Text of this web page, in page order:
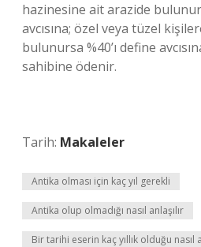
hazinesine ait arazide
avcısına; özel veya tüzel
bulunursa %40’ı define
sahibine ödenir.
Tarih: Makaleler
Antika olması için kaç yıl gerekli
Antika olup olmadığı nasıl anlaşılır
Bir tarihi eserin kaç yıllık olduğu nasıl